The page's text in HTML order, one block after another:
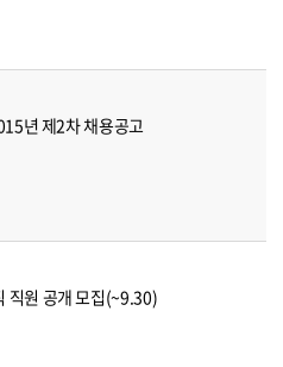
년 제2차 채용공고
직원 공개 모집(~9.30)